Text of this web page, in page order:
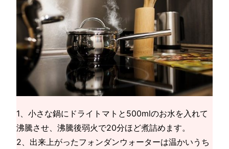
1、小さな鍋にドライトマトと500mlのお水を入れて
沸騰させ、沸騰後弱火で20分ほど煮詰めます。
2、出来上がったフォンダンウォーターは温かいうち